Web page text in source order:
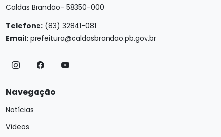
Caldas Brandão- 58350-000
Telefone: (83) 32841-081
Email: prefeitura@caldasbrandao.pb.gov.br
Navegação
Notícias
Vídeos